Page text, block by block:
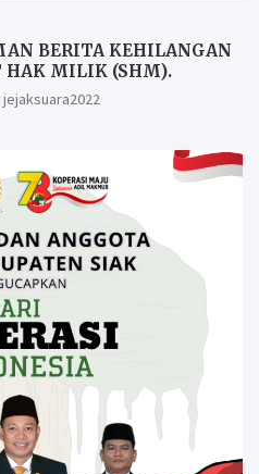
BERITA KEHILANGAN
HAK MILIK (SHM).
jejaksuara2022